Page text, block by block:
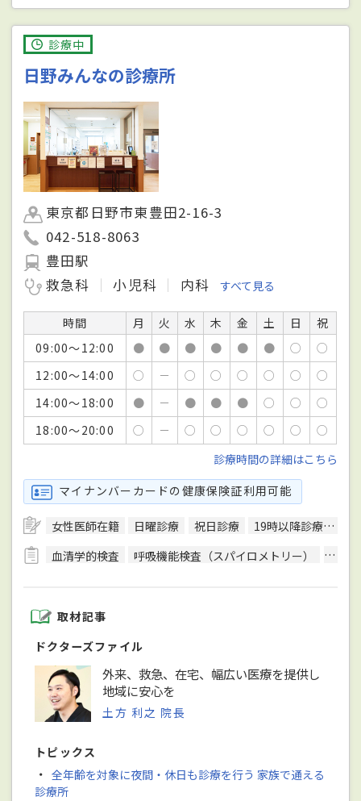
診療中
日野みんなの診療所
東京都日野市東豊田2-16-3
042-518-8063
豊田駅
救急科
小児科 内科 すべて見る
時間 月 火 水 木 金 土 日
祝
09:00～12:00
● ● ● ● ● ● ○
○
12:00～14:00
○ － ○ ○ ○ ○ ○
○
14:00～18:00
● － ● ● ● ○ ○
○
18:00～20:00
○ － ○ ○ ○ ○ ○
○
診療時間の詳細はこちら
マイナンバーカードの健康保険証利用可能
女性医師在籍 日曜診療 祝日診療 19時以降診療可
血清学的検査
呼吸機能検査（スパイロメトリー） 骨密
取材記事
ドクターズファイル
外来、救急、在宅、幅広い医療を提供し
地域に安心を
土方 利之 院長
トピックス
・ 全年齢を対象に夜間・休日も診療を行う 家族で通える
診療所